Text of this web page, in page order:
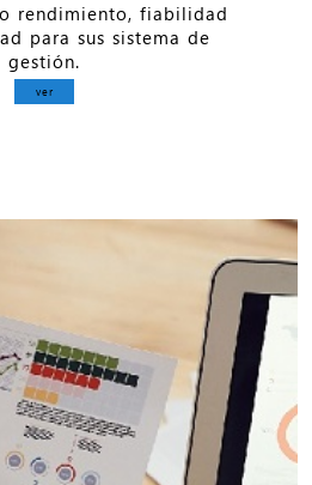
rendimiento, fiabilidad
para sus sistema de
gestión.
ver